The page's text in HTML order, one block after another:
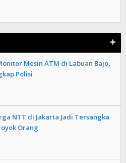
+
Mesin ATM di Labuan Bajo,
Polisi
NTT di Jakarta Jadi Tersangka
Orang